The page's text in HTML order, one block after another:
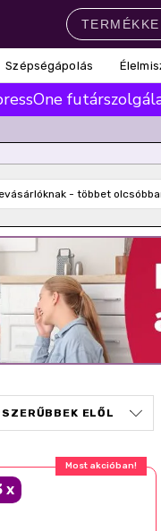
Szépségápolás
- többet
Ajándék akció!
x